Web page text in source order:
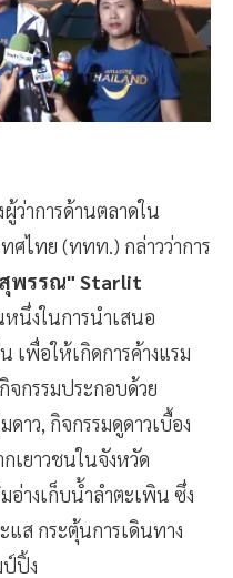
ว่าการด้านตลาดใน
ศไทย (ททท.) กล่าวว่าการ
สุพรรณ" Starlit
นึ่งในการนำเสนอ
เพื่อให้เกิดการค้างแรม
กรรมประกอบด้วย
าว, กิจกรรมดูดาวเบื้อง
เยาวชนในจังหวัด
อ่างเก็บน้ำลำตะเพิน ซึ่ง
แส กระตุ้นการเดินทาง
ปิ้ง